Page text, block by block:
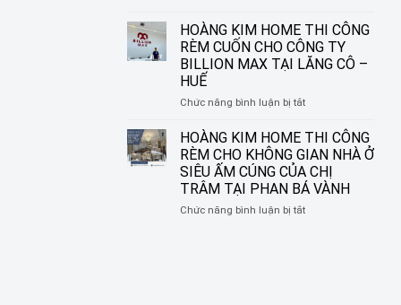
Ô
CỬA
THÀNH
MỘT
PHẨM
KIM
HOME
THI
CÔNG
LƯỚI
MUỖI
CHO
NHÀ
ANH
THẮNG
TẠI
HOÀNG KIM HOME THI CÔNG
RÈM CUỐN CHO CÔNG TY
BILLION MAX TẠI LĂNG CÔ –
HUẾ
Chức năng bình luận bị tắtở
KIM
HOME
THI
CÔNG
RÈM
CUỐN
HOÀNG KIM HOME THI CÔNG
RÈM CHO KHÔNG GIAN NHÀ Ở
SIÊU ẤM CÚNG CỦA CHỊ
TRÂM TẠI PHAN BÁ VÀNH
Chức năng bình luận bị tắtở